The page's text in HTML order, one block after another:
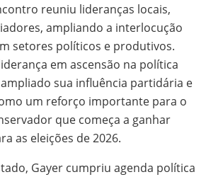
reuniu lideranças locais,
ampliando a interlocução
setores políticos e produtivos.
em ascensão na política
sua influência partidária e
um reforço importante para o
que começa a ganhar
as eleições de 2026.
Gayer cumpriu agenda política